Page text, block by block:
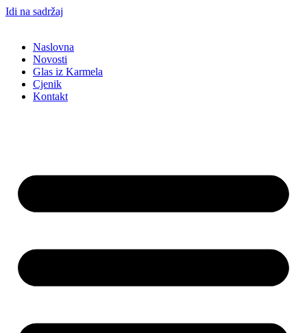
Idi na sadržaj
Naslovna
Novosti
Glas iz Karmela
Cjenik
Kontakt